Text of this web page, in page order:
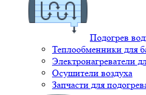
Подогрев
Теплообменники для
Электронагреватели
Осушители воздуха
Запчасти для